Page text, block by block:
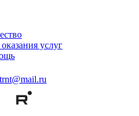
услуг